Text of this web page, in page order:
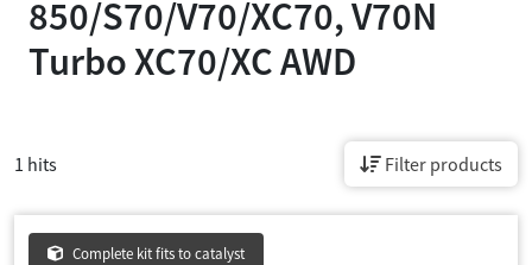
850/S70/V70/XC70, V70N
Turbo XC70/XC AWD
1 hits Filter products
Complete kit fits to catalyst